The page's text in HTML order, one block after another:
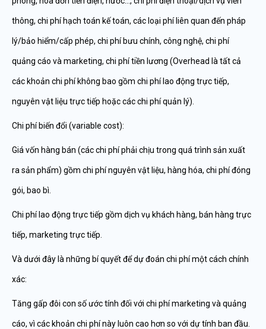
thông, chi phí hạch toán kế toán, các loại phí liên quan đến pháp
lý/bảo hiểm/cấp phép, chi phí bưu chính, công nghệ, chi phí
quảng cáo và marketing, chi phí tiền lương (Overhead là tất cả
các khoản chi phí không bao gồm chi phí lao động trực tiếp,
nguyên vật liệu trực tiếp hoặc các chi phí quản lý).
Chi phí biến đổi (variable cost):
Giá vốn hàng bán (các chi phí phải chịu trong quá trình sản xuất
ra sản phẩm) gồm chi phí nguyên vật liệu, hàng hóa, chi phí đóng
gói, bao bì.
Chi phí lao động trực tiếp gồm dịch vụ khách hàng, bán hàng trực
tiếp, marketing trực tiếp.
Và dưới đây là những bí quyết để dự đoán chi phí một cách chính
xác:
Tăng gấp đôi con số ước tính đối với chi phí marketing và quảng
cáo, vì các khoản chi phí này luôn cao hơn so với dự tính ban đầu.